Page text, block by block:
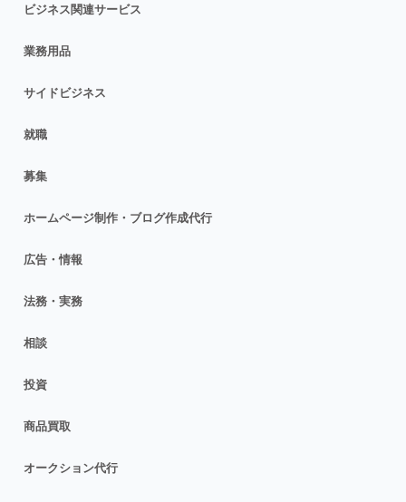
ビジネス関連サービス
業務用品
サイドビジネス
就職
募集
ホームページ制作・ブログ作成代行
広告・情報
法務・実務
相談
投資
商品買取
オークション代行